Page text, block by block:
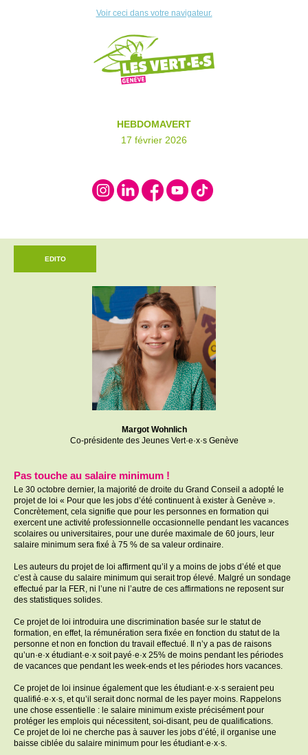
Voir ceci dans votre navigateur.
HEBDOMAVERT
17 février 2026
EDITO
Margot Wohnlich
Co-présidente des Jeunes Vert·e·x·s Genève
Pas touche au salaire minimum !
Le 30 octobre dernier, la majorité de droite du Grand Conseil a adopté le
projet de loi « Pour que les jobs d’été continuent à exister à Genève ».
Concrètement, cela signifie que pour les personnes en formation qui
exercent une activité professionnelle occasionnelle pendant les vacances
scolaires ou universitaires, pour une durée maximale de 60 jours, leur
salaire minimum sera fixé à 75 % de sa valeur ordinaire.
Les auteurs du projet de loi affirment qu’il y a moins de jobs d’été et que
c’est à cause du salaire minimum qui serait trop élevé. Malgré un sondage
effectué par la FER, ni l’une ni l’autre de ces affirmations ne reposent sur
des statistiques solides.
Ce projet de loi introduira une discrimination basée sur le statut de
formation, en effet, la rémunération sera fixée en fonction du statut de la
personne et non en fonction du travail effectué. Il n’y a pas de raisons
qu’un·e·x étudiant·e·x soit payé·e·x 25% de moins pendant les périodes
de vacances que pendant les week-ends et les périodes hors vacances.
Ce projet de loi insinue également que les étudiant·e·x·s seraient peu
qualifié·e·x·s, et qu’il serait donc normal de les payer moins. Rappelons
une chose essentielle : le salaire minimum existe précisément pour
protéger les emplois qui nécessitent, soi-disant, peu de qualifications.
Ce projet de loi ne cherche pas à sauver les jobs d’été, il organise une
baisse ciblée du salaire minimum pour les étudiant·e·x·s.